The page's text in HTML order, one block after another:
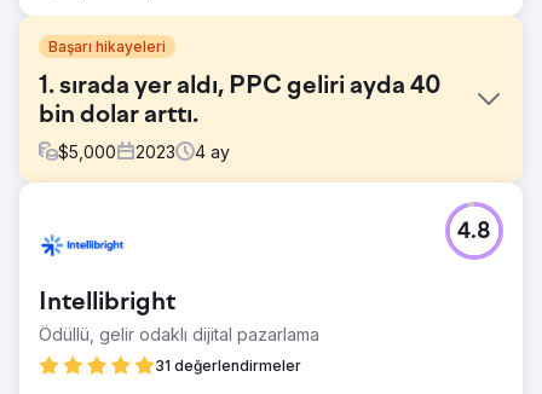
Başarı hikayeleri
1. sırada yer aldı, PPC geliri ayda 40
bin dolar arttı.
$5,000 2023 4 ay
Yüksek teknoloji kullanan müşterilerimizden biri görünürlük
konusunda zorluk yaşadı, Google'ın 2. ve 3. sayfalarına
Dijital varlıkları, sektörlerinde etkili bir şekilde rekabet
edebilmek için yetersizdi.
Çözüm
Intellibright
Ödüllü, gelir odaklı dijital pazarlama
31 değerlendirmeler
4.8